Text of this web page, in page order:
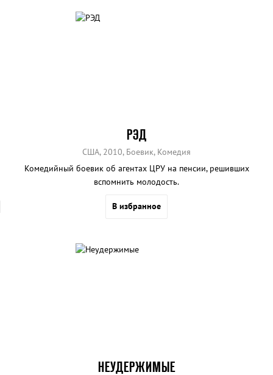
РЭД
США, 2010, Боевик, Комедия
Комедийный боевик об агентах ЦРУ на пенсии, решивших
вспомнить молодость.
В избранное
НЕУДЕРЖИМЫЕ